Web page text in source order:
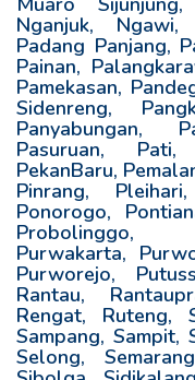
Nganjuk, Ngawi,
Padang Panjang,
Painan,
Pamekasan,
Sidenreng,
Panyabungan,
Pasuruan, Pati,
PekanBaru,
Pinrang,
Ponorogo,
Probolinggo,
Purwakarta,
Purworejo,
Rantau,
Rengat, Ruteng,
Sampang, Sampit,
Selong,